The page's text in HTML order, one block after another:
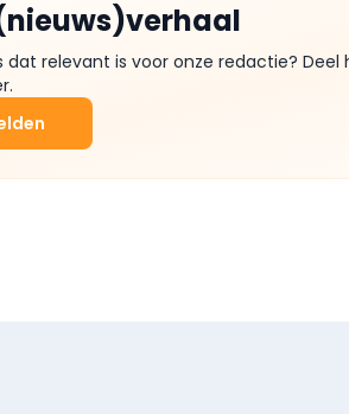
dat relevant is voor onze redactie?